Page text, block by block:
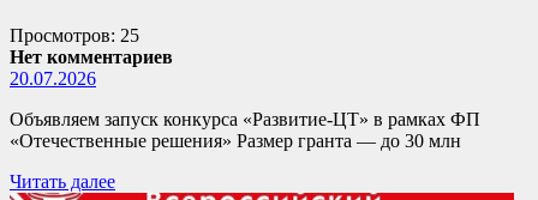
Просмотров: 25
Нет комментариев
20.07.2026
Объявляем запуск конкурса «Развитие-ЦТ» в рамках ФП
«Отечественные решения» Размер гранта — до 30 млн
Читать далее